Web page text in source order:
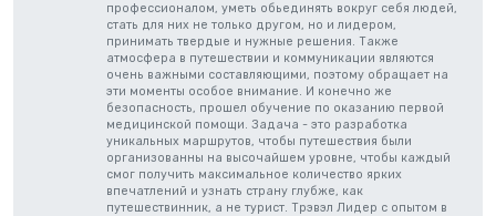
профессионалом, уметь обьединять вокруг себя людей,
стать для них не только другом, но и лидером,
принимать твердые и нужные решения. Также
атмосфера в путешествии и коммуникации являются
очень важными составляющими, поэтому обращает на
эти моменты особое внимание. И конечно же
безопасность, прошел обучение по оказанию первой
медицинской помощи. Задача - это разработка
уникальных маршрутов, чтобы путешествия были
организованны на высочайшем уровне, чтобы каждый
смог получить максимальное количество ярких
впечатлений и узнать страну глубже, как
путешествинник, а не турист. Трэвэл Лидер с опытом в